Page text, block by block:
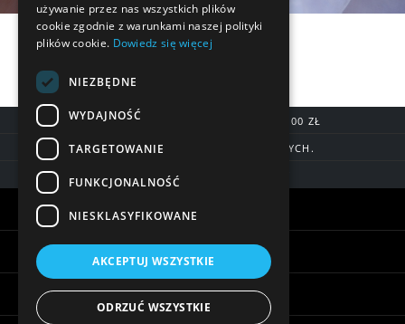
DARMOWA DOSTAWA OD 200,00 ZŁ
DOSTAWA DO 7 DNI ROBOCZYCH.
BLIK, SZYBKIE PRZELEWY
Informacje
używanie przez nas wszystkich plików
cookie zgodnie z warunkami naszej polityki
plików cookie. Dowiedz się więcej
NIEZBĘDNE
WYDAJNOŚĆ
TARGETOWANIE
FUNKCJONALNOŚĆ
NIESKLASYFIKOWANE
AKCEPTUJ WSZYSTKIE
ODRZUĆ WSZYSTKIE